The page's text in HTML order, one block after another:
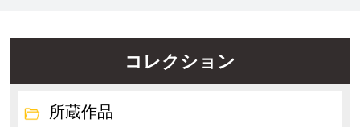
コレクション
所蔵作品